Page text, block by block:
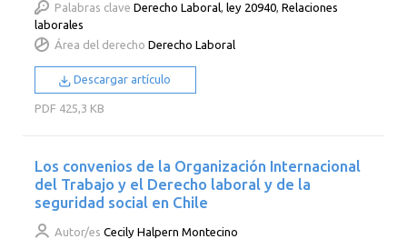
Palabras clave Derecho Laboral, ley 20940,Relaciones
laborales
Área del derecho Derecho Laboral
Descargar artículo
PDF 425,3 KB
Los convenios de la Organización Internacional
del Trabajo y el Derecho laboral y de la
seguridad social en Chile
Autor/es Cecily Halpern Montecino